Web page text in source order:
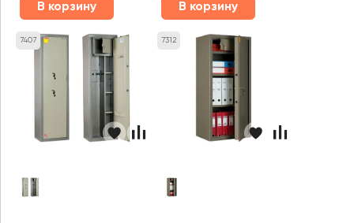
В корзину В корзину
7407 7312